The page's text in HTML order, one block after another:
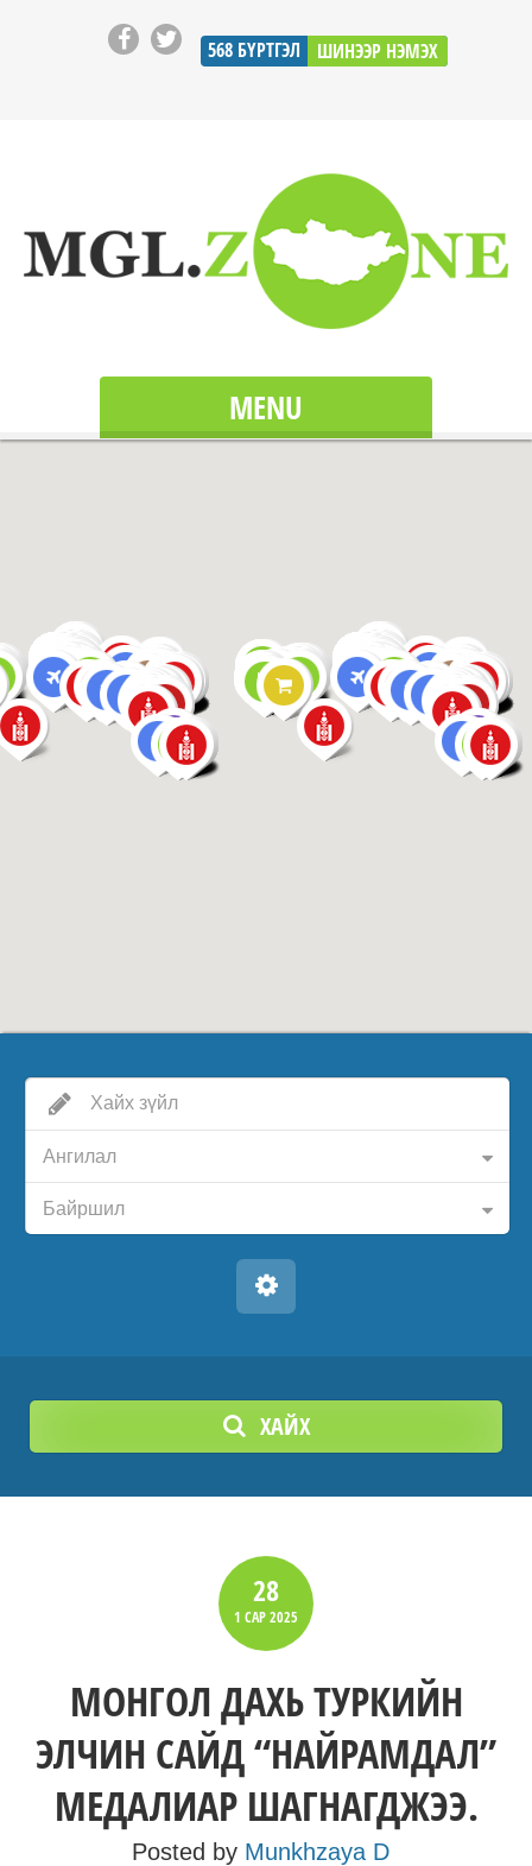
568 БҮРТГЭЛ ШИНЭЭР НЭМЭХ
MENU
Ангилал
Байршил
ХАЙХ
28
1 САР2025
МОНГОЛ ДАХЬ ТУРКИЙН
ЭЛЧИН САЙД “НАЙРАМДАЛ”
МЕДАЛИАР ШАГНАГДЖЭЭ.
Posted by Munkhzaya D